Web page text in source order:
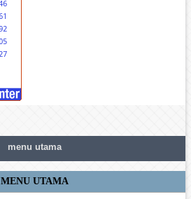
menu utama
MENU UTAMA